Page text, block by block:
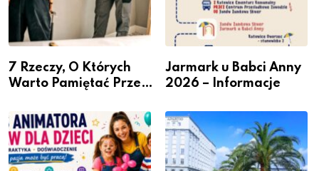
7 Rzeczy, O Których
Warto Pamiętać Przed
Jarmark u Babci Anny
2026 – Informacje